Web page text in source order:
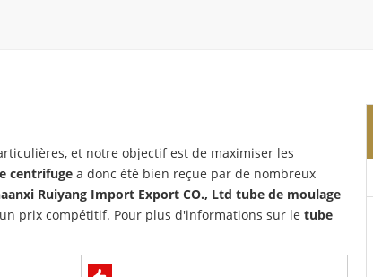
et notre objectif est de maximiser les
centrifuge a donc été bien reçue par de nombreux
Ruiyang Import Export CO., Ltd tube de moulage
prix compétitif. Pour plus d'informations sur le tube